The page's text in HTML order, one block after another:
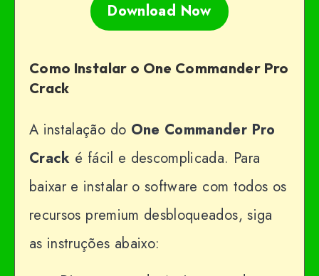
Download Now
Como Instalar o One Commander Pro
Crack
A instalação do One Commander Pro
Crack é fácil e descomplicada. Para
baixar e instalar o software com todos os
recursos premium desbloqueados, siga
as instruções abaixo: